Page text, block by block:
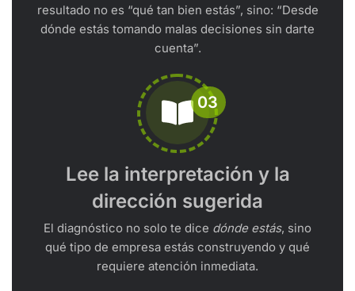
resultado no es “qué tan bien estás”, sino: “Desde
dónde estás tomando malas decisiones sin darte
cuenta”.
03
Lee la interpretación y la
dirección sugerida
El diagnóstico no solo te dice dónde estás, sino
qué tipo de empresa estás construyendo y qué
requiere atención inmediata.